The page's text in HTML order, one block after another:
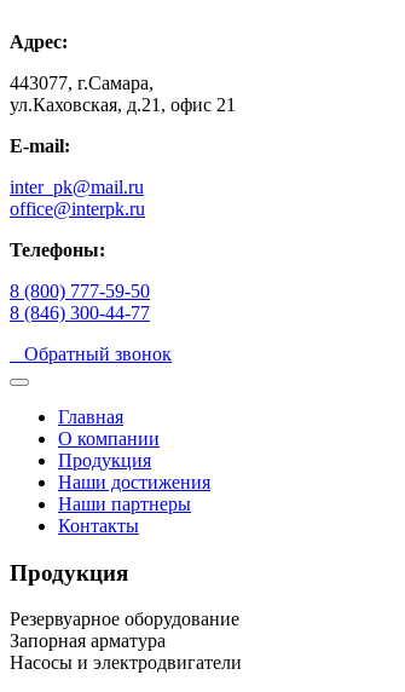
Адрес:
443077, г.Самара,
ул.Каховская, д.21, офис 21
E-mail:
inter_pk@mail.ru
office@interpk.ru
Телефоны:
8 (800) 777-59-50
8 (846) 300-44-77
Обратный звонок
Главная
О компании
Продукция
Наши достижения
Наши партнеры
Контакты
Продукция
Резервуарное оборудование
Запорная арматура
Насосы и электродвигатели